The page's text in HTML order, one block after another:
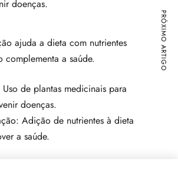
doenças.
ajuda a dieta com nutrientes
complementa a saúde.
de plantas medicinais para
doenças.
Adição de nutrientes à dieta
a saúde.
PRÓXIMO ARTIGO